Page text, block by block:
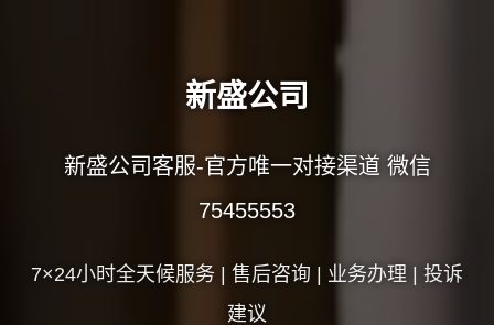
新盛公司
新盛公司客服-官方唯一对接渠道 微信
75455553
7×24小时全天候服务 | 售后咨询 | 业务办理 | 投诉
建议